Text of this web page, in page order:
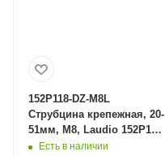
152P118-DZ-M8L
Струбцина крепежная, 20-
51мм, М8, Laudio 152P118-
DZ-M8L в Владивостоке
Есть в наличии